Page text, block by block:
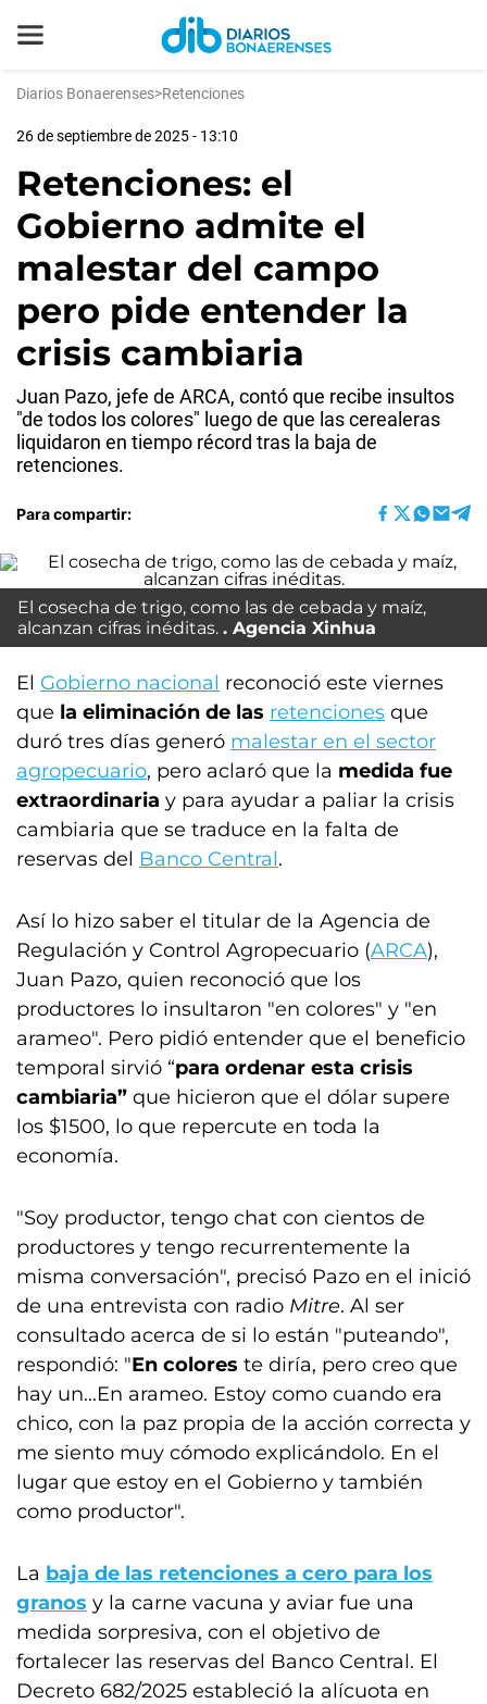
Diarios Bonaerenses>Retenciones
26 de septiembre de 2025 - 13:10
Retenciones: el
Gobierno admite el
malestar del campo
pero pide entender la
crisis cambiaria
Juan Pazo, jefe de ARCA, contó que recibe insultos
"de todos los colores" luego de que las cerealeras
liquidaron en tiempo récord tras la baja de
retenciones.
Para compartir:
El cosecha de trigo, como las de cebada y maíz,
alcanzan cifras inéditas.
Agencia Xinhua
El Gobierno nacional reconoció este viernes
que la eliminación de las retenciones que
duró tres días generó malestar en el sector
agropecuario, pero aclaró que la medida fue
extraordinaria y para ayudar a paliar la crisis
cambiaria que se traduce en la falta de
reservas del Banco Central.
Así lo hizo saber el titular de la Agencia de
Regulación y Control Agropecuario (ARCA),
Juan Pazo, quien reconoció que los
productores lo insultaron "en colores" y "en
arameo". Pero pidió entender que el beneficio
temporal sirvió “para ordenar esta crisis
cambiaria” que hicieron que el dólar supere
los $1500, lo que repercute en toda la
economía.
"Soy productor, tengo chat con cientos de
productores y tengo recurrentemente la
misma conversación", precisó Pazo en el inició
de una entrevista con radio Mitre. Al ser
consultado acerca de si lo están "puteando",
respondió: "En colores te diría, pero creo que
hay un...En arameo. Estoy como cuando era
chico, con la paz propia de la acción correcta y
me siento muy cómodo explicándolo. En el
lugar que estoy en el Gobierno y también
como productor".
La baja de las retenciones a cero para los
granos y la carne vacuna y aviar fue una
medida sorpresiva, con el objetivo de
fortalecer las reservas del Banco Central. El
Decreto 682/2025 estableció la alícuota en